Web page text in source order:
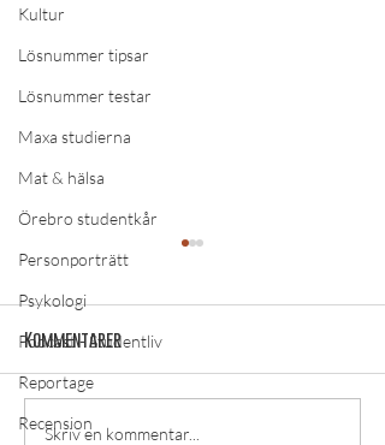
Kultur
Lösnummer tipsar
Lösnummer testar
Maxa studierna
Mat & hälsa
Örebro studentkår
Personporträtt
Psykologi
Podcast - Studentliv
Reportage
RecensionStudentliv av Lösnummer:
Kommentarer
Skriv en kommentar...